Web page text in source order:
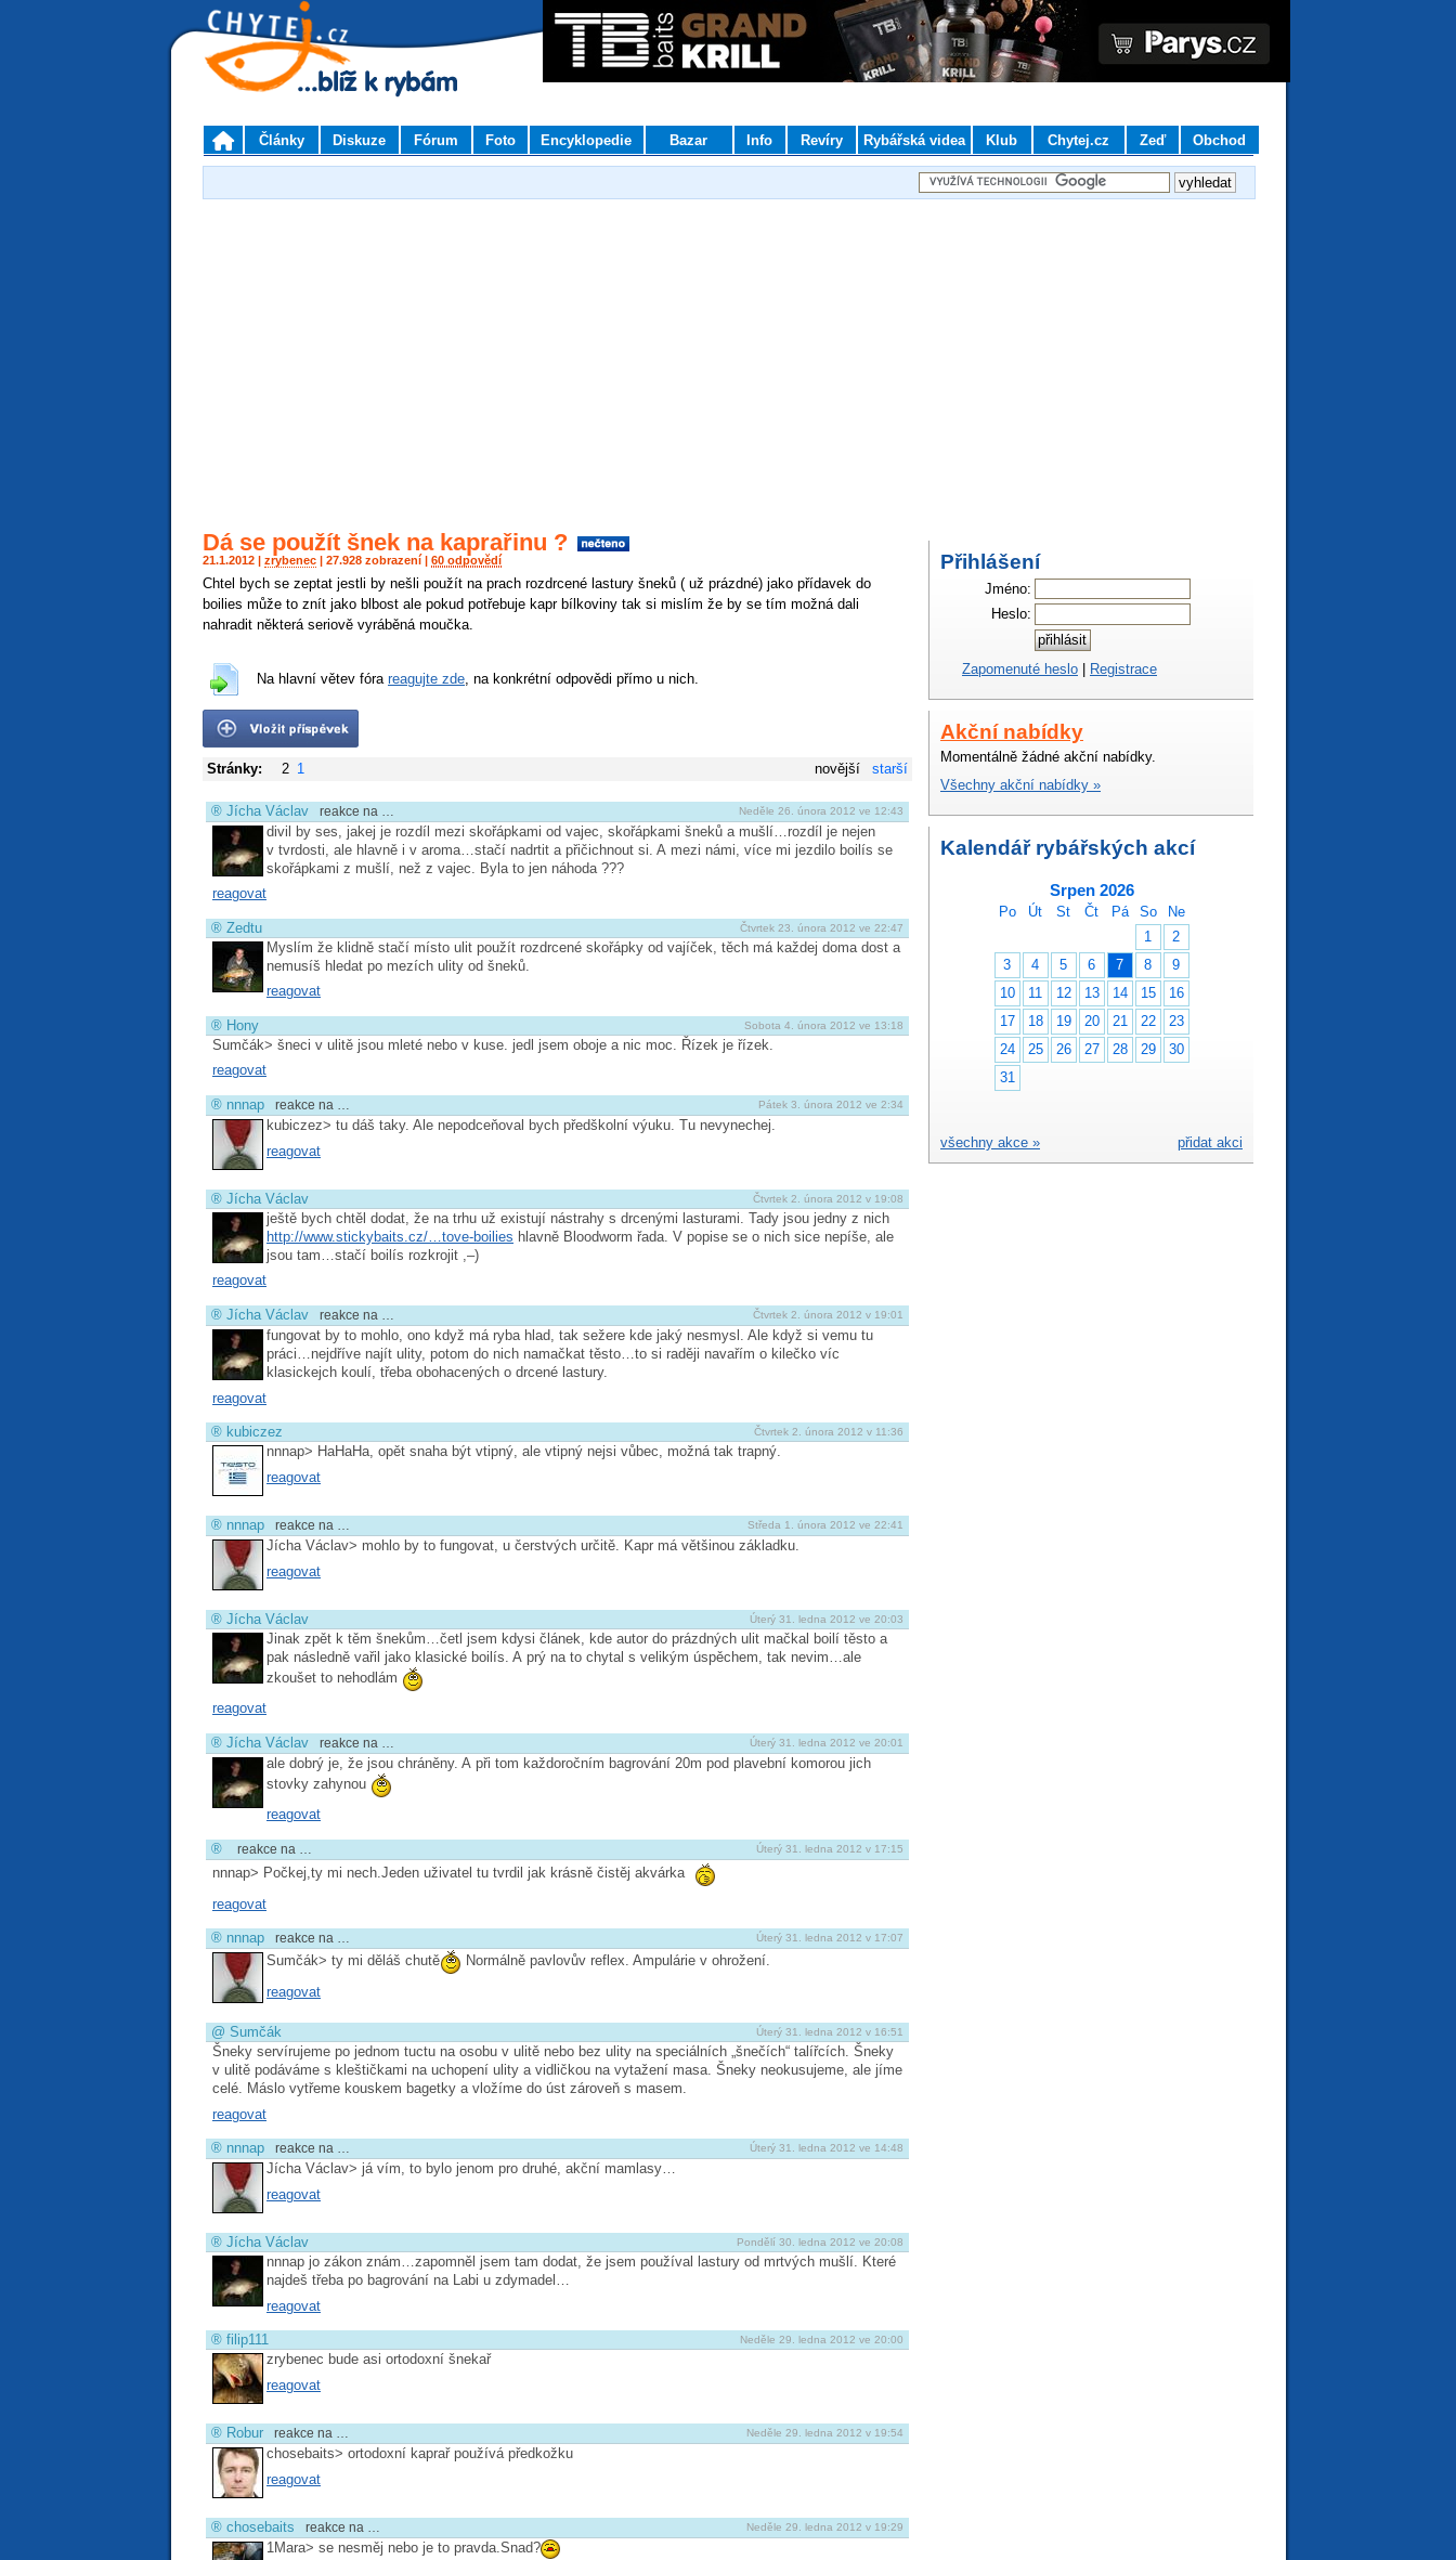
Články Diskuze Fórum Foto Encyklopedie Bazar Info Revíry Rybářská videa Klub Chytej.cz Zeď Obchod
Dá se použít šnek na kaprařinu ?
21.1.2012 | zrybenec | 27.928 zobrazení | 60 odpovědí
Chtel bych se zeptat jestli by nešli použít na prach rozdrcené lastury šneků ( už prázdné) jako přídavek do
boilies může to znít jako blbost ale pokud potřebuje kapr bílkoviny tak si mislím že by se tím možná dali
nahradit některá seriově vyráběná moučka.
Na hlavní větev fóra reagujte zde , na konkrétní odpovědi přímo u nich.
novější starší
Stránky: 2 1
Neděle 26. února 2012 ve 12:43
® Jícha Václav reakce na …
divil by ses, jakej je rozdíl mezi skořápkami od vajec, skořápkami šneků a mušlí…rozdíl je nejen
v tvrdosti, ale hlavně i v aroma…stačí nadrtit a přičichnout si. A mezi námi, více mi jezdilo boilís se
skořápkami z mušlí, než z vajec. Byla to jen náhoda ???
reagovat
Čtvrtek 23. února 2012 ve 22:47
® Zedtu
Myslím že klidně stačí místo ulit použít rozdrcené skořápky od vajíček, těch má každej doma dost a
nemusíš hledat po mezích ulity od šneků.
reagovat
Sobota 4. února 2012 ve 13:18
® Hony
Sumčák> šneci v ulitě jsou mleté nebo v kuse. jedl jsem oboje a nic moc. Řízek je řízek.
reagovat
Pátek 3. února 2012 ve 2:34
® nnnap reakce na …
kubiczez> tu dáš taky. Ale nepodceňoval bych předškolní výuku. Tu nevynechej.
reagovat
Čtvrtek 2. února 2012 v 19:08
® Jícha Václav
ještě bych chtěl dodat, že na trhu už existují nástrahy s drcenými lasturami. Tady jsou jedny z nich
http://www.stickybaits.cz/…tove-boilies hlavně Bloodworm řada. V popise se o nich sice nepíše, ale
jsou tam…stačí boilís rozkrojit ,–)
reagovat
Čtvrtek 2. února 2012 v 19:01
® Jícha Václav reakce na …
fungovat by to mohlo, ono když má ryba hlad, tak sežere kde jaký nesmysl. Ale když si vemu tu
práci…nejdříve najít ulity, potom do nich namačkat těsto…to si raději navařím o kilečko víc
klasickejch koulí, třeba obohacených o drcené lastury.
reagovat
Čtvrtek 2. února 2012 v 11:36
® kubiczez
nnnap> HaHaHa, opět snaha být vtipný, ale vtipný nejsi vůbec, možná tak trapný.
reagovat
Středa 1. února 2012 ve 22:41
® nnnap reakce na …
Jícha Václav> mohlo by to fungovat, u čerstvých určitě. Kapr má většinou základku.
reagovat
Úterý 31. ledna 2012 ve 20:03
® Jícha Václav
Jinak zpět k těm šnekům…četl jsem kdysi článek, kde autor do prázdných ulit mačkal boilí těsto a
pak následně vařil jako klasické boilís. A prý na to chytal s velikým úspěchem, tak nevim…ale
zkoušet to nehodlám
reagovat
Úterý 31. ledna 2012 ve 20:01
® Jícha Václav reakce na …
ale dobrý je, že jsou chráněny. A při tom každoročním bagrování 20m pod plavební komorou jich
stovky zahynou
reagovat
Úterý 31. ledna 2012 v 17:15
® reakce na …
nnnap> Počkej,ty mi nech.Jeden uživatel tu tvrdil jak krásně čistěj akvárka
reagovat
Úterý 31. ledna 2012 v 17:07
® nnnap reakce na …
Sumčák> ty mi děláš chutě
Normálně pavlovův reflex. Ampulárie v ohrožení.
reagovat
Úterý 31. ledna 2012 v 16:51
@ Sumčák
Šneky servírujeme po jednom tuctu na osobu v ulitě nebo bez ulity na speciálních „šnečích“ talířcích. Šneky
v ulitě podáváme s kleštičkami na uchopení ulity a vidličkou na vytažení masa. Šneky neokusujeme, ale jíme
celé. Máslo vytřeme kouskem bagetky a vložíme do úst zároveň s masem.
reagovat
Úterý 31. ledna 2012 ve 14:48
® nnnap reakce na …
Jícha Václav> já vím, to bylo jenom pro druhé, akční mamlasy…
reagovat
Pondělí 30. ledna 2012 ve 20:08
® Jícha Václav
nnnap jo zákon znám…zapomněl jsem tam dodat, že jsem používal lastury od mrtvých mušlí. Které
najdeš třeba po bagrování na Labi u zdymadel…
reagovat
Neděle 29. ledna 2012 ve 20:00
® filip111
zrybenec bude asi ortodoxní šnekař
reagovat
Neděle 29. ledna 2012 v 19:54
® Robur reakce na …
chosebaits> ortodoxní kaprař používá předkožku
reagovat
Neděle 29. ledna 2012 v 19:29
® chosebaits reakce na …
1Mara> se nesměj nebo je to pravda.Snad?
Přihlášení
Jméno:
Heslo:
Zapomenuté heslo | Registrace
Akční nabídky
Momentálně žádné akční nabídky.
Všechny akční nabídky »
Kalendář rybářských akcí
Srpen 2026
Po Út St Čt Pá So
Ne
1
2
3
4 5 6 7 8
9
10
11 12 13 14 15
16
17
18 19 20 21 22
23
24
25 26 27 28 29
30
31
přidat akci
všechny akce »